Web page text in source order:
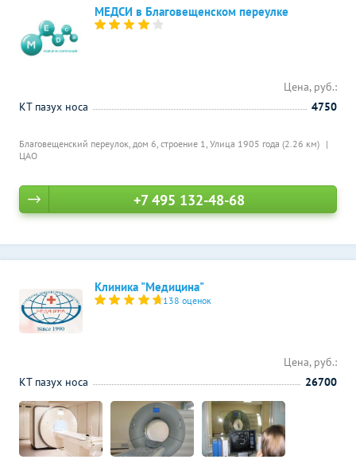
МЕДСИ в Благовещенском переулке
Благовещенский переулок, дом 6, строение 1, Улица 1905 года (2.26 км)
ЦАО
Цена, руб.:
КТ пазух носа
4750
+7 495 132-48-68
Клиника "Медицина"
138 оценок
Цена, руб.:
КТ пазух носа
26700